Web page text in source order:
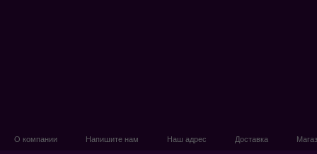
О компании Напишите нам Наш адрес Доставка